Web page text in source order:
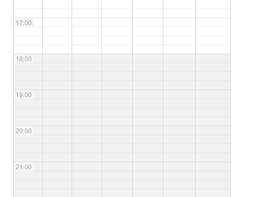
17:00
18:00
19:00
20:00
21:00